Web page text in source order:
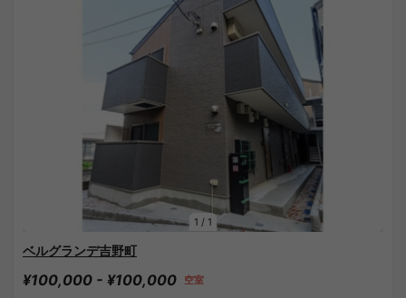
1 / 1
ベルグランデ吉野町
¥100,000 - ¥100,000 空室